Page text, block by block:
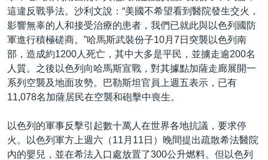
這違反戰爭法。沙利文說：“美國不希望看到醫院發生交火，
影響無辜的人和接受治療的患者，我們已就此與以色列國防
軍進行積極磋商。”哈馬斯武裝份子10月7日突襲以色列南
部，造成約1200人死亡，其中大多是平民，並擄走逾200名
人質。之後以色列向哈馬斯宣戰，對其據點加薩走廊展開一
系列空襲及地面攻勢。巴勒斯坦官員上週五表示，已有
11,078名加薩居民在空襲和砲擊中喪生。
以色列的軍事反擊引起數十萬人在世界各地抗議，要求停
火。以色列軍方上週六（11月11日）晚間提出疏散希法醫院
內的嬰兒，並在希法入口處放置了300公升燃料。但以色列